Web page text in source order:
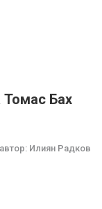
Бах
автор: Илиян Радков